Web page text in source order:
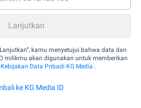
kamu menyetujui bahwa data dan
milikmu akan digunakan untuk memberikan
Kebijakan Data Pribadi KG Media .
ke KG Media ID